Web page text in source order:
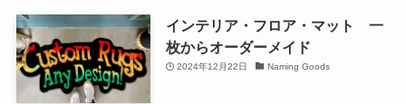
インテリア・フロア・マット 一
枚からオーダーメイド
2024年12月22日 Naming Goods